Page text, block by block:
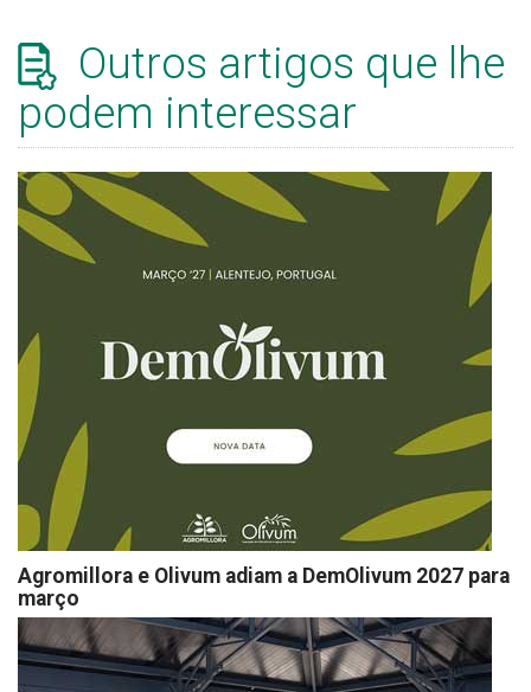
Outros artigos que lhe
podem interessar
Agromillora e Olivum adiam a DemOlivum 2027 para
março